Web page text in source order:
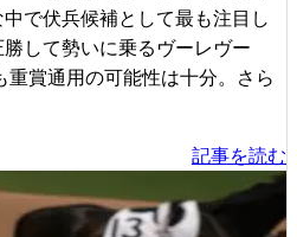
で伏兵候補として最も注目し
して勢いに乗るヴーレヴー
重賞通用の可能性は十分。さら
記事を読む